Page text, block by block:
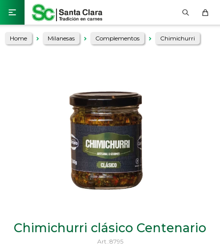

Home Milanesas Complementos Chimichurri
Chimichurri clásico Centenario
8795